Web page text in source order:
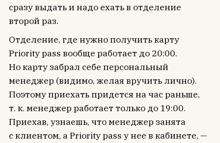
сразу выдать и надо ехать в отделение
второй раз.
Отделение, где нужно получить карту
Priority pass вообще работает до 20:00.
Но карту забрал себе персональный
менеджер (видимо, желая вручить лично).
Поэтому приехать придется на час раньше,
т. к. менеджер работает только до 19:00.
Приехав, узнаешь, что менеджер занята
с клиентом, а Priority pass у нее в кабинете, —